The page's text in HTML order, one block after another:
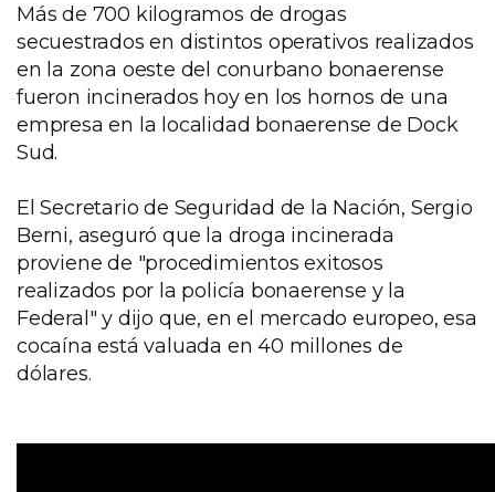
Más de 700 kilogramos de drogas
secuestrados en distintos operativos realizados
en la zona oeste del conurbano bonaerense
fueron incinerados hoy en los hornos de una
empresa en la localidad bonaerense de Dock
Sud.
El Secretario de Seguridad de la Nación, Sergio
Berni, aseguró que la droga incinerada
proviene de "procedimientos exitosos
realizados por la policía bonaerense y la
Federal" y dijo que, en el mercado europeo, esa
cocaína está valuada en 40 millones de
dólares.